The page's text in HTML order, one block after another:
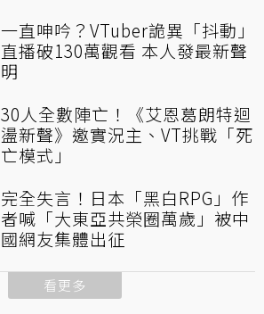
一直呻吟？VTuber詭異「抖動」
直播破130萬觀看 本人發最新聲
明
30人全數陣亡！《艾恩葛朗特迴
盪新聲》邀實況主、VT挑戰「死
亡模式」
完全失言！日本「黑白RPG」作
者喊「大東亞共榮圈萬歲」被中
國網友集體出征
看更多